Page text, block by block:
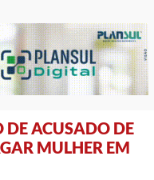
DE ACUSADO DE
MULHER EM